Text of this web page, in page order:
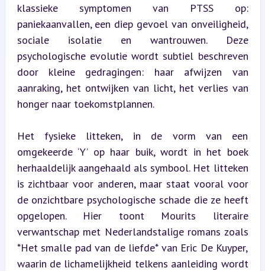
klassieke symptomen van PTSS op:
paniekaanvallen, een diep gevoel van onveiligheid,
sociale isolatie en wantrouwen. Deze
psychologische evolutie wordt subtiel beschreven
door kleine gedragingen: haar afwijzen van
aanraking, het ontwijken van licht, het verlies van
honger naar toekomstplannen.
Het fysieke litteken, in de vorm van een
omgekeerde ‘Y’ op haar buik, wordt in het boek
herhaaldelijk aangehaald als symbool. Het litteken
is zichtbaar voor anderen, maar staat vooral voor
de onzichtbare psychologische schade die ze heeft
opgelopen. Hier toont Mourits literaire
verwantschap met Nederlandstalige romans zoals
*Het smalle pad van de liefde* van Eric De Kuyper,
waarin de lichamelijkheid telkens aanleiding wordt